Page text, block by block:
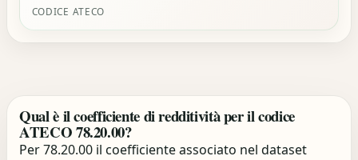
CODICE ATECO
Qual è il coefficiente di redditività per il codice
ATECO 78.20.00?
Per 78.20.00 il coefficiente associato nel dataset